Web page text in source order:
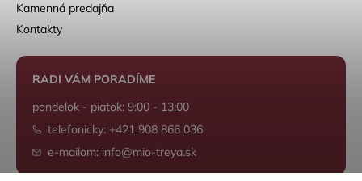
Kamenná predajňa
Kontakty
RADI VÁM PORADÍME
pondelok - piatok: 9:00 - 13:00
telefonicky: +421 908 866 036
e-mailom: info@mio-treya.sk